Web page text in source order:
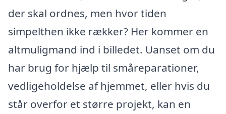
der skal ordnes, men hvor tiden
simpelthen ikke rækker? Her kommer en
altmuligmand ind i billedet. Uanset om du
har brug for hjælp til småreparationer,
vedligeholdelse af hjemmet, eller hvis du
står overfor et større projekt, kan en